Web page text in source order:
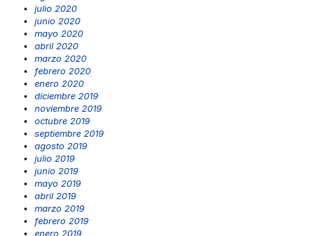
julio 2020
junio 2020
mayo 2020
abril 2020
marzo 2020
febrero 2020
enero 2020
diciembre 2019
noviembre 2019
octubre 2019
septiembre 2019
agosto 2019
julio 2019
junio 2019
mayo 2019
abril 2019
marzo 2019
febrero 2019
enero 2019